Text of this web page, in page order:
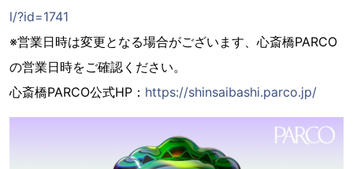
l/?id=1741
※営業日時は変更となる場合がございます、心斎橋PARCO
の営業日時をご確認ください。
心斎橋PARCO公式HP： https://shinsaibashi.parco.jp/